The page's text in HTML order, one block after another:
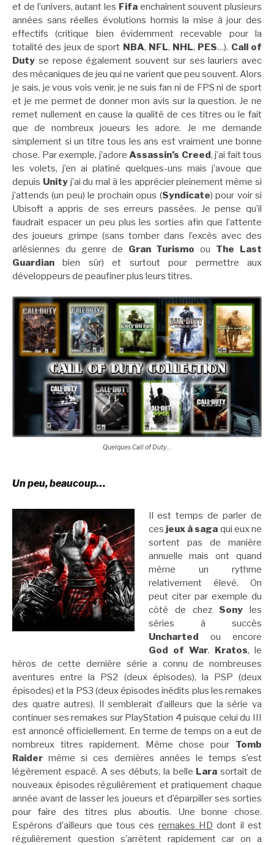
et de l’univers, autant les Fifaenchaînent souvent plusieurs
années sans réelles évolutions hormis la mise à jour des
effectifs (critique bien évidemment recevable pour la
totalité des jeux de sport NBA, NFL, NHL, PES…). Call of
Duty se repose également souvent sur ses lauriers avec
des mécaniques de jeu qui ne varient que peu souvent. Alors
je sais, je vous vois venir, je ne suis fan ni de FPS ni de sport
et je me permet de donner mon avis sur la question. Je ne
remet nullement en cause la qualité de ces titres ou le fait
que de nombreux joueurs les adore. Je me demande
simplement si un titre tous les ans est vraiment une bonne
chose. Par exemple, j’adore Assassin’s Creed, j’ai fait tous
les volets, j’en ai platiné quelques-uns mais j’avoue que
depuis Unityj’ai du mal à les apprécier pleinement même si
j’attends (un peu) le prochain opus (Syndicate) pour voir si
Ubisoft a appris de ses erreurs passées. Je pense qu’il
faudrait espacer un peu plus les sorties afin que l’attente
des joueurs grimpe (sans tomber dans l’excès avec des
arlésiennes du genre de Gran Turismo ou The Last
Guardian bien sûr) et surtout pour permettre aux
développeurs de peaufiner plus leurs titres.
Quelques Call of Duty…
Un peu, beaucoup…
Il est temps de parler de
ces jeux à saga qui eux ne
sortent pas de manière
annuelle mais ont quand
même un rythme
relativement élevé. On
peut citer par exemple du
côté de chez Sonyles
séries à succès
Uncharted ou encore
God of War. Kratos, le
héros de cette dernière série a connu de nombreuses
aventures entre la PS2 (deux épisodes), la PSP (deux
épisodes) et la PS3 (deux épisodes inédits plus les remakes
des quatre autres). Il semblerait d’ailleurs que la série va
continuer ses remakes sur PlayStation 4 puisque celui du III
est annoncé officiellement. En terme de temps on a eut de
nombreux titres rapidement. Même chose pour Tomb
Raider même si ces dernières années le temps s’est
légèrement espacé. A ses débuts, la belle Lara sortait de
nouveaux épisodes régulièrement et pratiquement chaque
année avant de lasser les joueurs et d’éparpiller ses sorties
pour faire des titres plus aboutis. Une bonne chose.
Espérons d’ailleurs que tous ces remakes HD dont il est
régulièrement question s’arrêtent rapidement car on a